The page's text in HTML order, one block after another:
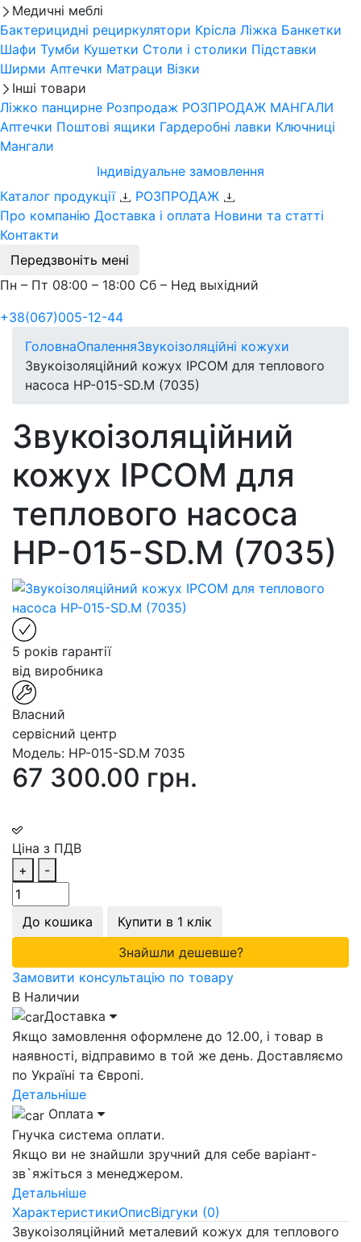
Медичні меблі
Бактерицидні рециркулятори Крісла Ліжка Банкетки
Шафи Тумби Кушетки Столи і столики Підставки
Ширми Аптечки Матраци Візки
Інші товари
Ліжко панцирне Розпродаж РОЗПРОДАЖ МАНГАЛИ
Аптечки Поштові ящики Гардеробні лавки Ключниці
Мангали
Індивідуальне замовлення
Каталог продукції
РОЗПРОДАЖ
Про компанію Доставка і оплата Новини та статті
Контакти
Передзвоніть мені
Пн – Пт 08:00 – 18:00 Сб – Нед выхідний
+38(067)005-12-44
ГоловнаОпаленняЗвукоізоляційні кожухи
Звукоізоляційний кожух IPCOM для теплового
насоса HP-015-SD.M (7035)
Звукоізоляційний
кожух IPCOM для
теплового насоса
HP-015-SD.M (7035)
5 років гарантії
від виробника
Власний
сервісний центр
Модель: HP-015-SD.M 7035
67 300.00 грн.
Ціна з ПДВ
+
-
До кошика
Купити в 1 клік
Знайшли дешевше?
Замовити консультацію по товару
В Наличии
Доставка
Якщо замовлення оформлене до 12.00, і товар в
наявності, відправимо в той же день. Доставляємо
по Україні та Європі.
Детальніше
Оплата
Гнучка система оплати.
Якщо ви не знайшли зручний для себе варіант-
зв`яжіться з менеджером.
Детальніше
ХарактеристикиОписВідгуки (0)
Звукоізоляційний металевий кожух для теплового